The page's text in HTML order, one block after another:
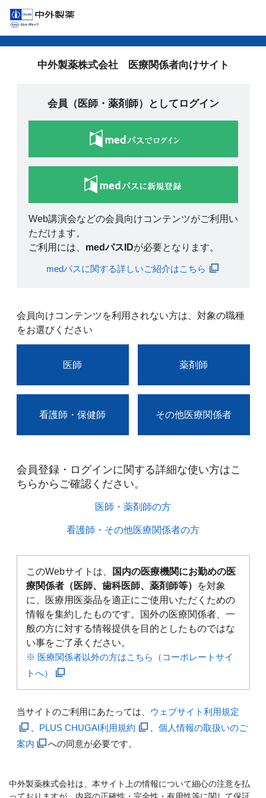
中外製薬株式会社 医療関係者向けサイト
会員（医師・薬剤師）としてログイン
Web講演会などの会員向けコンテンツがご利用い
ただけます。
ご利用には、 medパスIDが必要となります。
medパスに関する詳しいご紹介はこちら
会員向けコンテンツを利用されない方は、対象の職種
をお選びください
医師 薬剤師
看護師・保健師 その他医療関係者
会員登録・ログインに関する詳細な使い方はこ
ちらからご確認ください。​
医師・薬剤師の方​
看護師・その他医療関係者の方​
このWebサイトは、
国内の医療機関にお勤めの医
療関係者（医師、歯科医師、薬剤師等）
を対象
に、医療用医薬品を適正にご使用いただくための
情報を集約したものです。国外の医療関係者、一
般の方に対する情報提供を目的としたものではな
い事をご了承ください。
※ 医療関係者以外の方はこちら（コーポレートサイ
トへ）
当サイトのご利用にあたっては、 ウェブサイト利用規定
PLUS CHUGAI利用規約
個人情報の取扱いのご
案内
への同意が必要です。
中外製薬株式会社は、本サイト上の情報について細心の注意を払
っておりますが、内容の正確性・完全性・有用性等に関して保証